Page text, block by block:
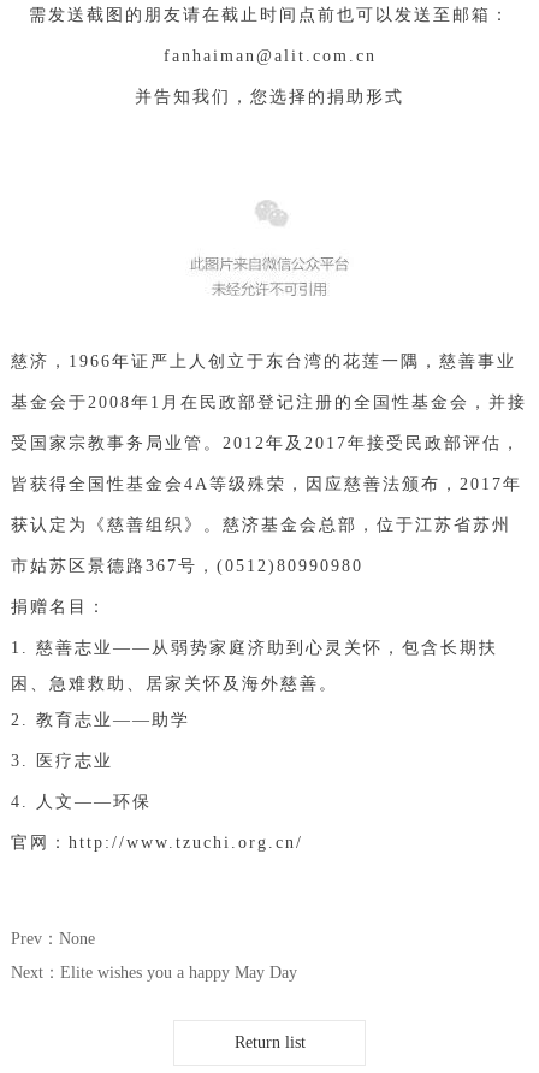
需发送截图的朋友请在截止时间点前也可以发送至邮箱：
fanhaiman@alit.com.cn
并告知我们，您选择的捐助形式
慈济，1966年证严上人创立于东台湾的花莲一隅，慈善事业
基金会于2008年1月在民政部登记注册的全国性基金会，并接
受国家宗教事务局业管。2012年及2017年接受民政部评估，
皆获得全国性基金会4A等级殊荣，因应慈善法颁布，2017年
获认定为《慈善组织》。慈济基金会总部，位于江苏省苏州
市姑苏区景德路367号，(0512)80990980
捐赠名目：
1. 慈善志业——从弱势家庭济助到心灵关怀， 包含长期扶
困、急难救助、居家关怀及海外慈善。
2. 教育志业——助学
3. 医疗志业
4. 人文——环保
官网：http://www.tzuchi.org.cn/
Prev：None
Next：Elite wishes you a happy May Day
Return list